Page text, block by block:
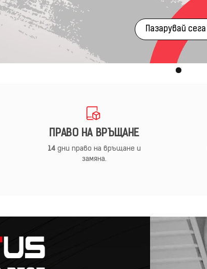
Пазарувай сега
ПРАВО НА ВРЪЩАНЕ
14дни право на връщане и
замяна.